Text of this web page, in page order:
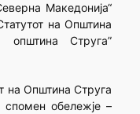
Македонија“
на Општина
општина Струга”
на Општина Струга
обележје –